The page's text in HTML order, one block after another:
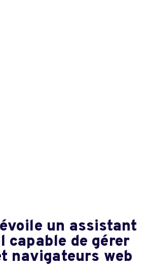
un assistant
capable de gérer
navigateurs web